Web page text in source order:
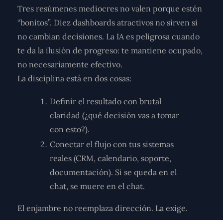
Tres resúmenes mediocres no valen porque estén
“bonitos”. Diez dashboards atractivos no sirven si
no cambian decisiones. La IA es peligrosa cuando
te da la ilusión de progreso: te mantiene ocupado,
no necesariamente efectivo.
La disciplina está en dos cosas:
Definir el resultado con brutal
claridad (¿qué decisión vas a tomar
con esto?).
Conectar el flujo con tus sistemas
reales (CRM, calendario, soporte,
documentación). Si se queda en el
chat, se muere en el chat.
El enjambre no reemplaza dirección. La exige.